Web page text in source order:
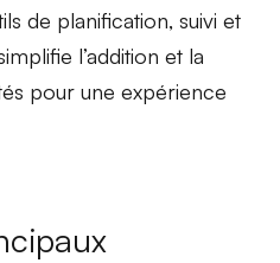
de planification,suivi et
l’addition et la
pour une expérience